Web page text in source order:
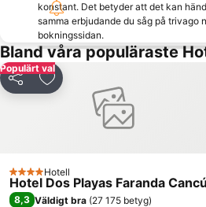
konstant. Det betyder att det kan
samma erbjudande du såg på trivago
bokningssidan.
Bland våra populäraste
Populärt val
Dela Lägg till i Mina Favoriter
4 Stjärnor
Hotell
Hotel Dos Playas Faranda
8,3 Väldigt bra (27 175 betyg)